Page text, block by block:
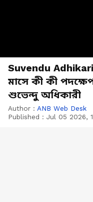
Suvendu
মাসে কী কী
শুভেন্দু অধিকারী
Author : ANB Web Desk
Published : Jul 05 2026,